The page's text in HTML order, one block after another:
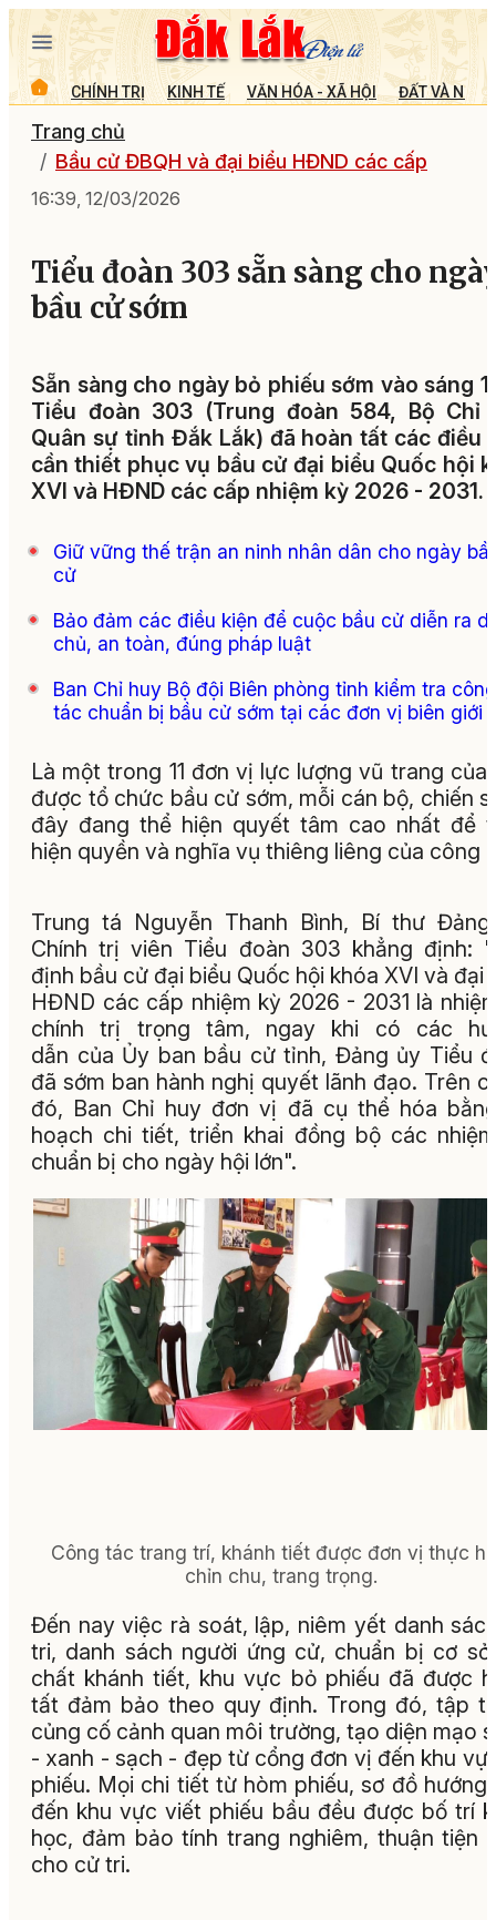
CHÍNH TRỊ KINH TẾ VĂN HÓA - XÃ HỘI ĐẤT VÀ
Trang chủ
Bầu cử ĐBQH và đại biểu HĐND các cấp
16:39, 12/03/2026
Tiểu đoàn 303 sẵn sàng cho
bầu cử sớm
Sẵn sàng cho ngày bỏ phiếu sớm vào sáng
Tiểu đoàn 303 (Trung đoàn 584, Bộ Chỉ
Quân sự tỉnh Đắk Lắk) đã hoàn tất các điều
cần thiết phục vụ bầu cử đại biểu Quốc hội
XVI và HĐND các cấp nhiệm kỳ 2026 - 2031.
Giữ vững thế trận an ninh nhân dân cho ngày
cử
Bảo đảm các điều kiện để cuộc bầu cử diễn ra
chủ, an toàn, đúng pháp luật
Ban Chỉ huy Bộ đội Biên phòng tỉnh kiểm tra công
tác chuẩn bị bầu cử sớm tại các đơn vị biên giới
Là một trong 11 đơn vị lực lượng vũ trang của
được tổ chức bầu cử sớm, mỗi cán bộ, chiến
đây đang thể hiện quyết tâm cao nhất để
hiện quyền và nghĩa vụ thiêng liêng của công
Trung tá Nguyễn Thanh Bình, Bí thư
Chính trị viên Tiểu đoàn 303 khẳng định:
định bầu cử đại biểu Quốc hội khóa XVI và đại
HĐND các cấp nhiệm kỳ 2026 - 2031 là
chính trị trọng tâm, ngay khi có các
dẫn của Ủy ban bầu cử tỉnh, Đảng ủy Tiểu
đã sớm ban hành nghị quyết lãnh đạo. Trên
đó, Ban Chỉ huy đơn vị đã cụ thể hóa
hoạch chi tiết, triển khai đồng bộ các
chuẩn bị cho ngày hội lớn".
Công tác trang trí, khánh tiết được đơn vị thực
chỉn chu, trang trọng.
Đến nay việc rà soát, lập, niêm yết danh
tri, danh sách người ứng cử, chuẩn bị cơ
chất khánh tiết, khu vực bỏ phiếu đã được
tất đảm bảo theo quy định. Trong đó, tập
củng cố cảnh quan môi trường, tạo diện mạo
- xanh - sạch - đẹp từ cổng đơn vị đến khu
phiếu. Mọi chi tiết từ hòm phiếu, sơ đồ hướng
đến khu vực viết phiếu bầu đều được bố trí
học, đảm bảo tính trang nghiêm, thuận tiện
cho cử tri.